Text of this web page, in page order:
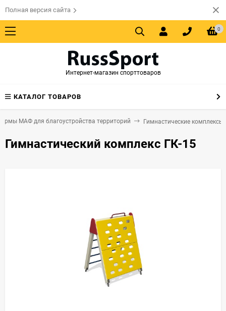
Полная версия сайта
0
Интернет-магазин спорттоваров
КАТАЛОГ ТОВАРОВ
МАФ для благоустройства территорий Гимнастические комплексы
Гимнастический комплекс ГК-15